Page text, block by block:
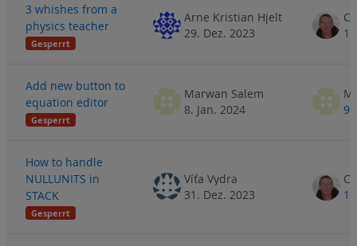
3 whishes from a
physics teacher
Gesperrt
Arne Kristian Hjelt
29. Dez. 2023
Add new button to
equation editor
Gesperrt
Marwan Salem
8. Jan. 2024
9.
How to handle
NULLUNITS in
STACK
Gesperrt
Víťa Vydra
31. Dez. 2023
1.